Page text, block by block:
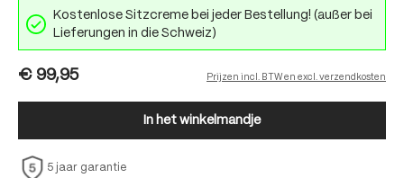
Kostenlose Sitzcreme bei jeder Bestellung! (außer bei
Lieferungen in die Schweiz)
€ 99,95 Prijzen incl. BTW en excl. verzendkosten
In het winkelmandje
5 jaar garantie